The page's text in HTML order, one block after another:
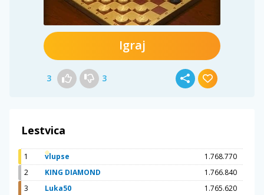
Igraj
3 3
Lestvica
1 vlupse
1.768.770
2
KING DIAMOND
1.766.840
3
Luka50
1.765.620